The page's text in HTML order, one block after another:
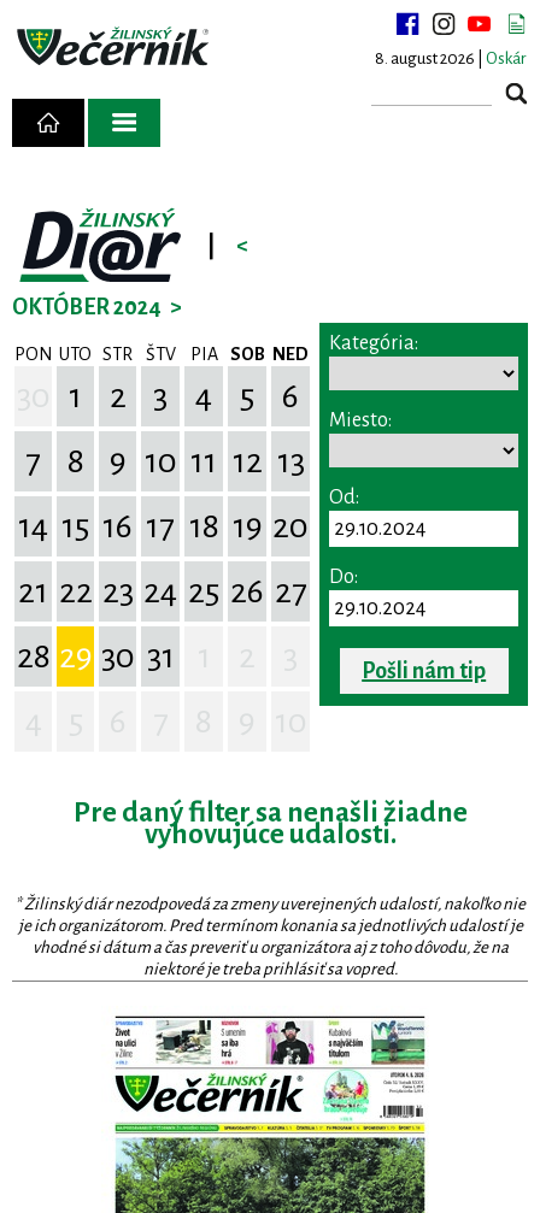
8. august 2026 | Oskár
<
OKTÓBER 2024 >
PON UTO STR ŠTV PIA SOB NED
1 2 3 4 5
6
7
8 9 10 11 12 13
14 15 16 17 18 19 20
21 22 23 24 25 26 27
28 29 30 31
Kategória:
Miesto:
Od:
Do:
Pošli nám tip
Pre daný filter sa nenašli žiadne
vyhovujúce udalosti.
* Žilinský diár nezodpovedá za zmeny uverejnených udalostí, nakoľko nie
je ich organizátorom. Pred termínom konania sa jednotlivých udalostí je
vhodné si dátum a čas preveriť u organizátora aj z toho dôvodu, že na
niektoré je treba prihlásiť sa vopred.